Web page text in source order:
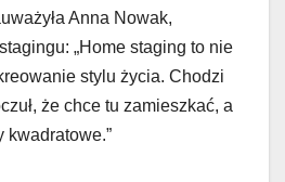
Anna Nowak,
„Home staging to nie
stylu życia. Chodzi
że chce tu zamieszkać, a
kwadratowe.”